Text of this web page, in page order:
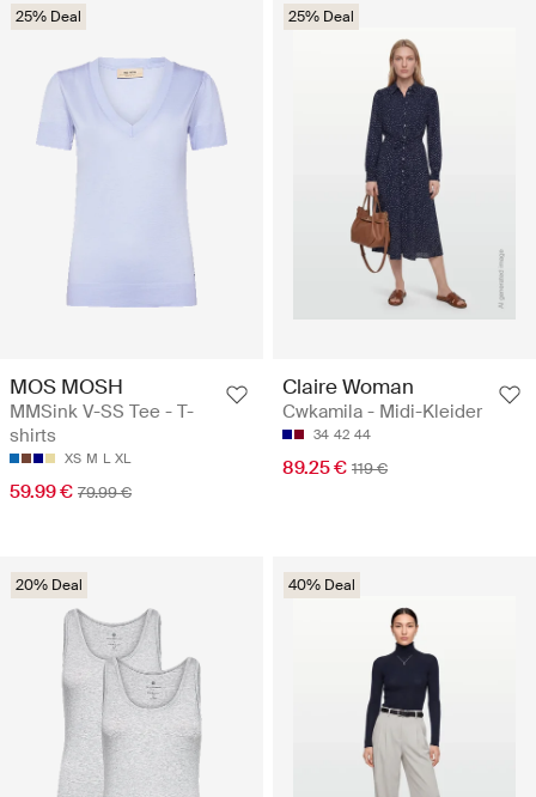
25% Deal
MOS MOSH
MMSink V-SS Tee - T-
shirts
XS M L XL
59.99 € 79.99 €
25% Deal
Claire Woman
Cwkamila - Midi-Kleider
34 42 44
89.25 € 119 €
20% Deal 40% Deal